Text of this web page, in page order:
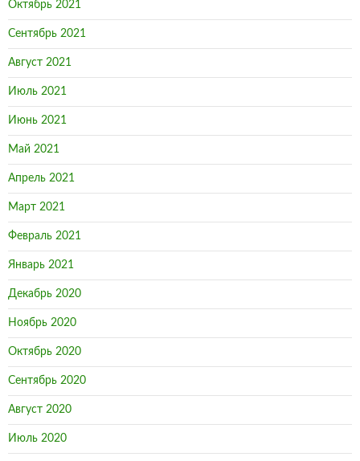
Октябрь 2021
Сентябрь 2021
Август 2021
Июль 2021
Июнь 2021
Май 2021
Апрель 2021
Март 2021
Февраль 2021
Январь 2021
Декабрь 2020
Ноябрь 2020
Октябрь 2020
Сентябрь 2020
Август 2020
Июль 2020